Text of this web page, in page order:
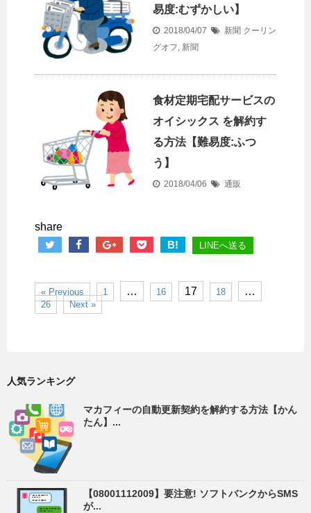
易度:むずかしい】
2018/04/07 新聞 クーリン
グオフ, 新聞
食材定期宅配サービスの
オイシックス を解約す
る方法【難易度:ふつ
う】
2018/04/06 通販
share
B!
LINEへ送る
« Previous 1 … 16 17 18 …
26 Next »
人気ランキング
マカフィーの自動更新契約を解約する方法【かん
たん】...
【08001112009】要注意! ソフトバンクからSMS
が...